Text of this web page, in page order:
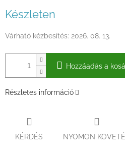
Készleten
Várható kézbesítés: 2026. 08. 13.
Hozzáadás a
Részletes információ
KÉRDÉS NYOMON